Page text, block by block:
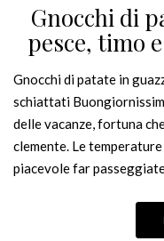
Gnocchi di
pesce, timo
Gnocchi di patate in
schiattati
delle vacanze, fortuna
clemente. Le
piacevole far